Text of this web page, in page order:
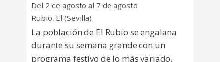
Del 2 de agosto al 7 de agosto
Rubio, El (Sevilla)
La población de El Rubio se engalana
durante su semana grande con un
programa festivo de lo más variado,